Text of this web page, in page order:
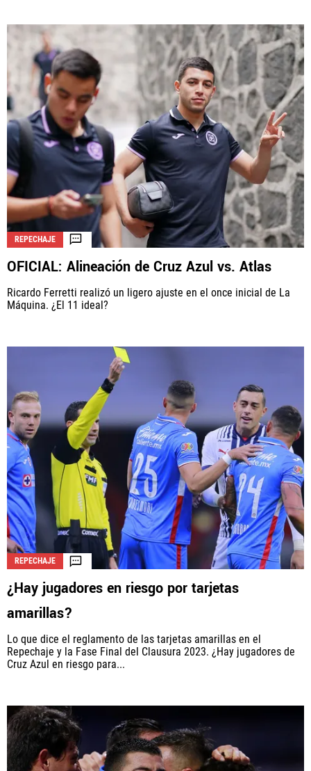
REPECHAJE
OFICIAL: Alineación de Cruz Azul vs. Atlas
Ricardo Ferretti realizó un ligero ajuste en el once inicial de La
Máquina. ¿El 11 ideal?
REPECHAJE
¿Hay jugadores en riesgo por tarjetas
amarillas?
Lo que dice el reglamento de las tarjetas amarillas en el
Repechaje y la Fase Final del Clausura 2023. ¿Hay jugadores de
Cruz Azul en riesgo para...